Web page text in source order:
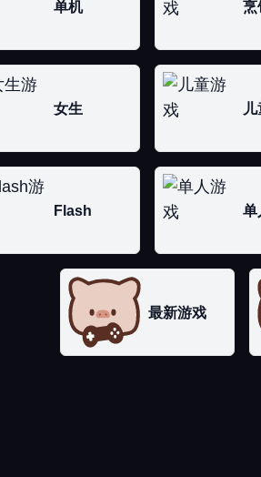
单机 烹
女生
Flash 单
最新游戏